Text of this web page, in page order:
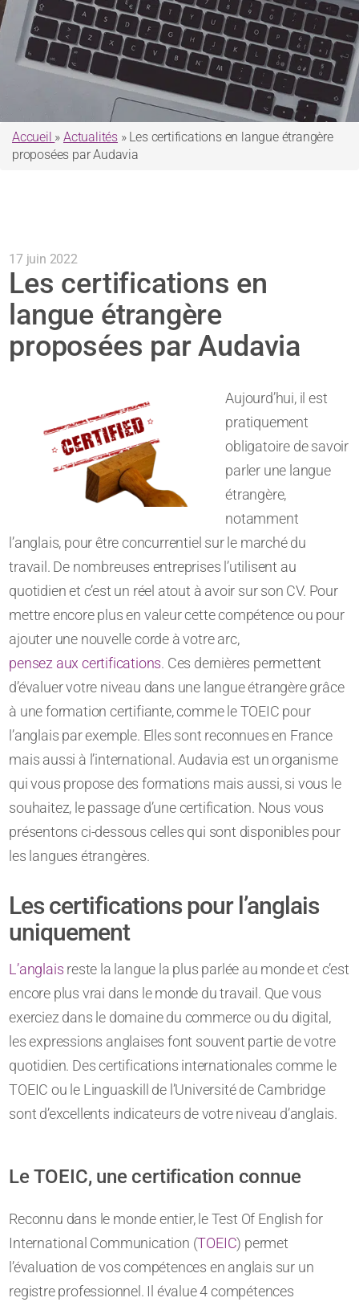
Accueil »Actualités » Les certifications en langue étrangère
proposées par Audavia
17 juin 2022
Les certifications en
langue étrangère
proposées par Audavia
Aujourd’hui, il est
pratiquement
obligatoire de savoir
parler une langue
étrangère,
notamment
l’anglais, pour être concurrentiel sur le marché du
travail. De nombreuses entreprises l’utilisent au
quotidien et c’est un réel atout à avoir sur son CV. Pour
mettre encore plus en valeur cette compétence ou pour
ajouter une nouvelle corde à votre arc,
pensez aux certifications. Ces dernières permettent
d’évaluer votre niveau dans une langue étrangère grâce
à une formation certifiante, comme le TOEIC pour
l’anglais par exemple. Elles sont reconnues en France
mais aussi à l’international. Audavia est un organisme
qui vous propose des formations mais aussi, si vous le
souhaitez, le passage d’une certification. Nous vous
présentons ci-dessous celles qui sont disponibles pour
les langues étrangères.
Les certifications pour l’anglais
uniquement
L’anglais reste la langue la plus parlée au monde et c’est
encore plus vrai dans le monde du travail. Que vous
exerciez dans le domaine du commerce ou du digital,
les expressions anglaises font souvent partie de votre
quotidien. Des certifications internationales comme le
TOEIC ou le Linguaskill de l’Université de Cambridge
sont d’excellents indicateurs de votre niveau d’anglais.
Le TOEIC, une certification connue
Reconnu dans le monde entier, le Test Of English for
International Communication (TOEIC) permet
l’évaluation de vos compétences en anglais sur un
registre professionnel. Il évalue 4 compétences